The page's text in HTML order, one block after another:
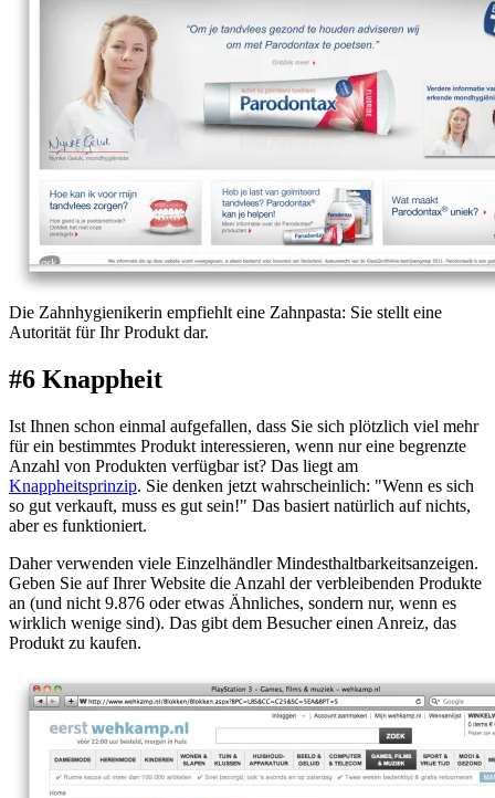
Die Zahnhygienikerin empfiehlt eine Zahnpasta: Sie stellt eine
Autorität für Ihr Produkt dar.
#6 Knappheit
Ist Ihnen schon einmal aufgefallen, dass Sie sich plötzlich viel mehr
für ein bestimmtes Produkt interessieren, wenn nur eine begrenzte
Anzahl von Produkten verfügbar ist? Das liegt am
Knappheitsprinzip. Sie denken jetzt wahrscheinlich: "Wenn es sich
so gut verkauft, muss es gut sein!" Das basiert natürlich auf nichts,
aber es funktioniert.
Daher verwenden viele Einzelhändler Mindesthaltbarkeitsanzeigen.
Geben Sie auf Ihrer Website die Anzahl der verbleibenden Produkte
an (und nicht 9.876 oder etwas Ähnliches, sondern nur, wenn es
wirklich wenige sind). Das gibt dem Besucher einen Anreiz, das
Produkt zu kaufen.